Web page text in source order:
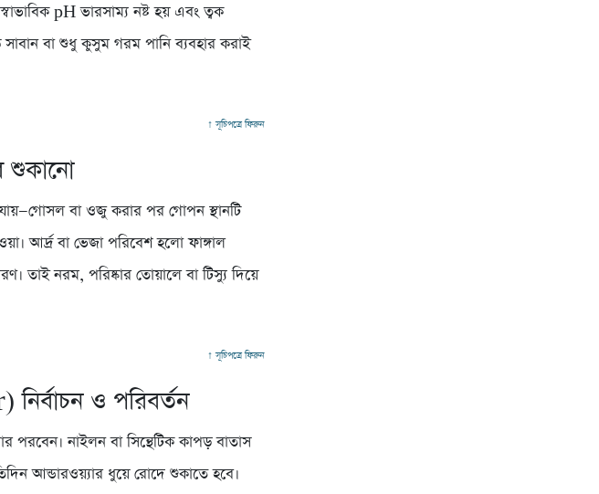
pH ভারসাম্য নষ্ট হয় এবং ত্বক
সাবান বা শুধু কুসুম গরম পানি ব্যবহার করাই
↑ সূচিপত্রে ফিরুন
শুকানো
বা ওজু করার পর গোপন স্থানটি
আর্দ্র বা ভেজা পরিবেশ হলো ফাঙ্গাল
তাই নরম, পরিষ্কার তোয়ালে বা টিস্যু দিয়ে
↑ সূচিপত্রে ফিরুন
ও পরিবর্তন
নাইলন বা সিন্থেটিক কাপড় বাতাস
আন্ডারওয়্যার ধুয়ে রোদে শুকাতে হবে।